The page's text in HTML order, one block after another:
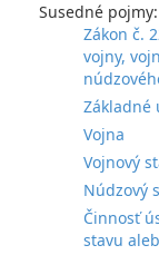
Susedné pojmy:
Zákon č.
vojny,
Základné
Vojna
Vojnový
Núdzový
Činnosť
stavu